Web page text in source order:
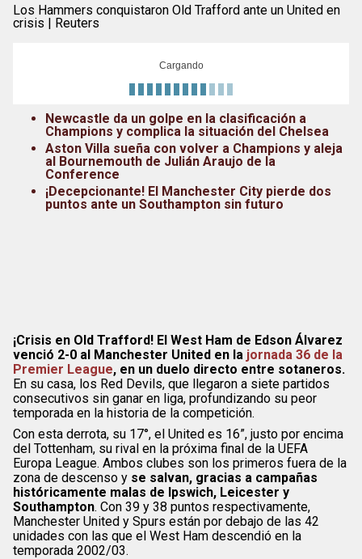
Los Hammers conquistaron Old Trafford ante un United en
crisis | Reuters
Cargando
Newcastle da un golpe en la clasificación a
Champions y complica la situación del Chelsea
Aston Villa sueña con volver a Champions y aleja
al Bournemouth de Julián Araujo de la
Conference
¡Decepcionante! El Manchester City pierde dos
puntos ante un Southampton sin futuro
¡Crisis en Old Trafford! El West Ham de Edson Álvarez
venció 2-0 al Manchester United en la jornada 36 de la
Premier League, en un duelo directo entre sotaneros.
En su casa, los Red Devils, que llegaron a siete partidos
consecutivos sin ganar en liga, profundizando su peor
temporada en la historia de la competición.
Con esta derrota, su 17°, el United es 16”, justo por encima
del Tottenham, su rival en la próxima final de la UEFA
Europa League. Ambos clubes son los primeros fuera de la
zona de descenso y se salvan, gracias a campañas
históricamente malas de Ipswich, Leicester y
Southampton. Con 39 y 38 puntos respectivamente,
Manchester United y Spurs están por debajo de las 42
unidades con las que el West Ham descendió en la
temporada 2002/03.